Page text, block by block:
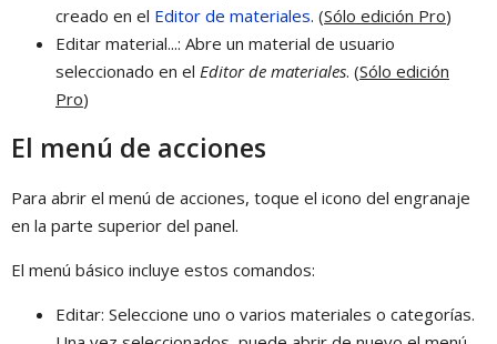
creado en el Editor de materiales. (Sólo edición Pro)
Editar material...: Abre un material de usuario
seleccionado en el Editor de materiales. (Sólo edición
Pro)
El menú de acciones
Para abrir el menú de acciones, toque el icono del engranaje
en la parte superior del panel.
El menú básico incluye estos comandos:
Editar: Seleccione uno o varios materiales o categorías.